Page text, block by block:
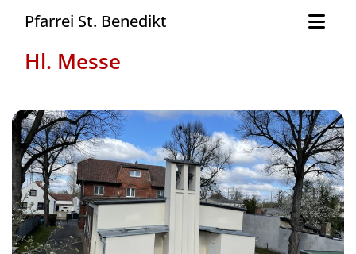
Pfarrei St. Benedikt
Hl. Messe